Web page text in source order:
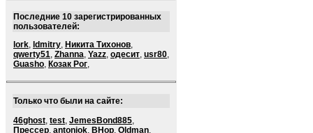
Последние 10 зарегистрированных
пользователей:
lork, ldmitry, Никита Тихонов,
qwerty51, Zhanna, Yazz, одесит, usr80,
Guasho, Козак Рог,
Только что были на сайте:
46ghost, test, JemesBond885,
Прессер, antoniok, BHop, Oldman,